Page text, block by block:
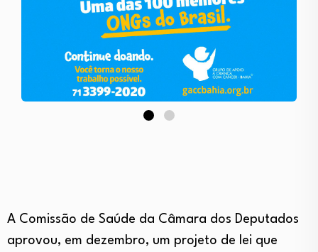
A Comissão de Saúde da Câmara dos Deputados
aprovou, em dezembro, um projeto de lei que